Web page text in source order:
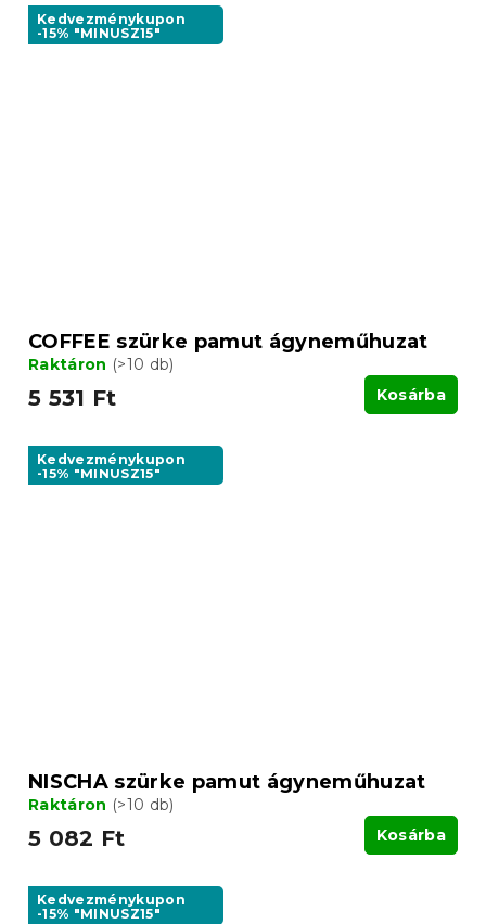
Kedvezménykupon
-15% "MINUSZ15"
COFFEE szürke pamut ágyneműhuzat
Raktáron (>10 db)
5 531 Ft Kosárba
Kedvezménykupon
-15% "MINUSZ15"
NISCHA szürke pamut ágyneműhuzat
Raktáron (>10 db)
5 082 Ft Kosárba
Kedvezménykupon
-15% "MINUSZ15"